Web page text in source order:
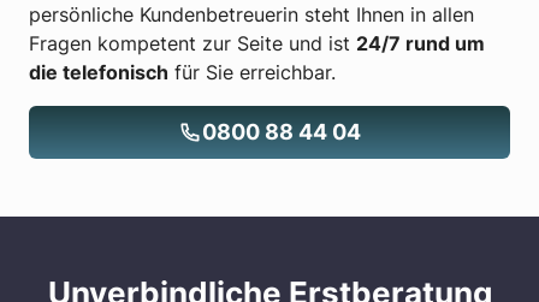
persönliche Kundenbetreuerin steht Ihnen in allen
Fragen kompetent zur Seite und ist 24/7 rund um
die telefonisch für Sie erreichbar.
0800 88 44 04
Unverbindliche Erstberatung